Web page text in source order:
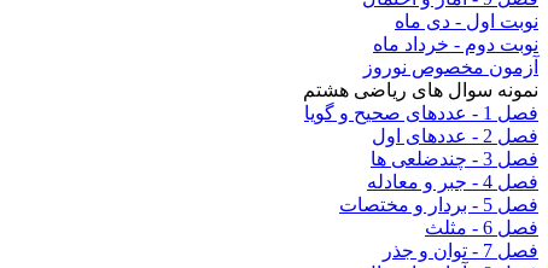
نوبت اول - دی ماه
نوبت دوم - خرداد ماه
آزمون مخصوص نوروز
نمونه سوال های ریاضی هشتم
فصل 1 - عددهای صحیح و گویا
فصل 2 - عددهای اول
فصل 3 - چندضلعی ها
فصل 4 - جبر و معادله
فصل 5 - بردار و مختصات
فصل 6 - مثلث
فصل 7 - توان و جذر